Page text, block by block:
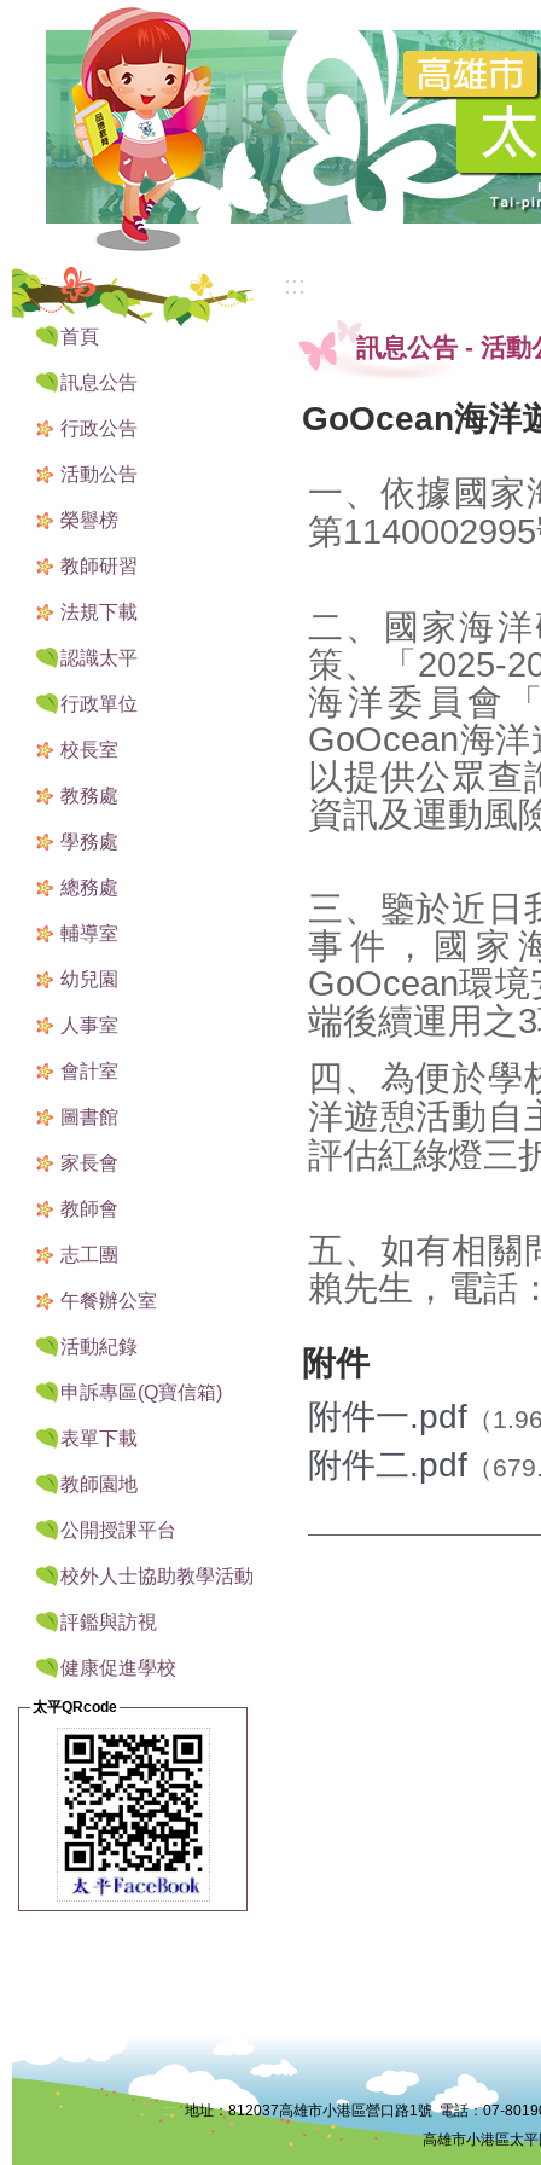
:::
首頁
訊息公告
行政公告
活動公告
榮譽榜
教師研習
法規下載
認識太平
行政單位
校長室
教務處
學務處
總務處
輔導室
幼兒園
人事室
會計室
圖書館
家長會
教師會
志工團
午餐辦公室
活動紀錄
申訴專區(Q寶信箱)
表單下載
教師園地
公開授課平台
校外人士協助教學活動
評鑑與訪視
健康促進學校
太平QRcode
:::
訊息公告 - 活動
GoOcean海洋
一、依據國家
第1140002995
二、國家海
策、「2025-
海洋委員會
GoOcean海
以提供公眾查
資訊及運動風
三、鑒於近日
事件，國家
GoOcean環
端後續運用之
四、為便於學
洋遊憩活動 自
評估紅綠燈三
五、如有相關
賴先生，電話
附件
附件一.pdf （
附件二.pdf （
::: 地址：812037高雄市小港區營口路1號 電話：07-
高雄市小港區太